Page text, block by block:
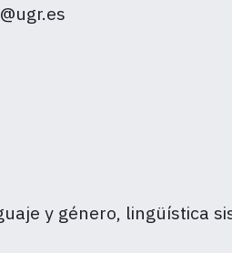
y género, lingüística